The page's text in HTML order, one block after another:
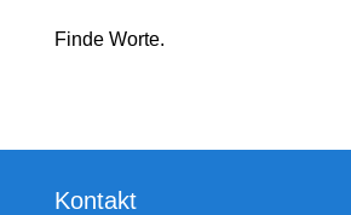
Finde Worte.
Kontakt